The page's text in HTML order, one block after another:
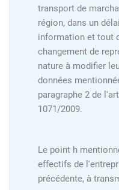
transport de
région, dans un
information et tout
changement de
nature à modifier
données
paragraphe 2 de
1071/2009.
Le point h
effectifs de
précédente, à